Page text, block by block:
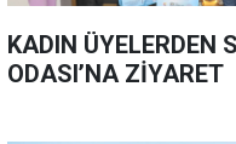
KADIN ÜYELERDEN
ODASI’NA ZİYARET